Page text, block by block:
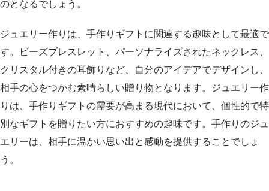
のとなるでしょう。
ジュエリー作りは、手作りギフトに関連する趣味として最適で
す。ビーズブレスレット、パーソナライズされたネックレス、
クリスタル付きの耳飾りなど、自分のアイデアでデザインし、
相手の心をつかむ素晴らしい贈り物となります。ジュエリー作
りは、手作りギフトの需要が高まる現代において、個性的で特
別なギフトを贈りたい方におすすめの趣味です。手作りのジュ
エリーは、相手に温かい思い出と感動を提供することでしょ
う。